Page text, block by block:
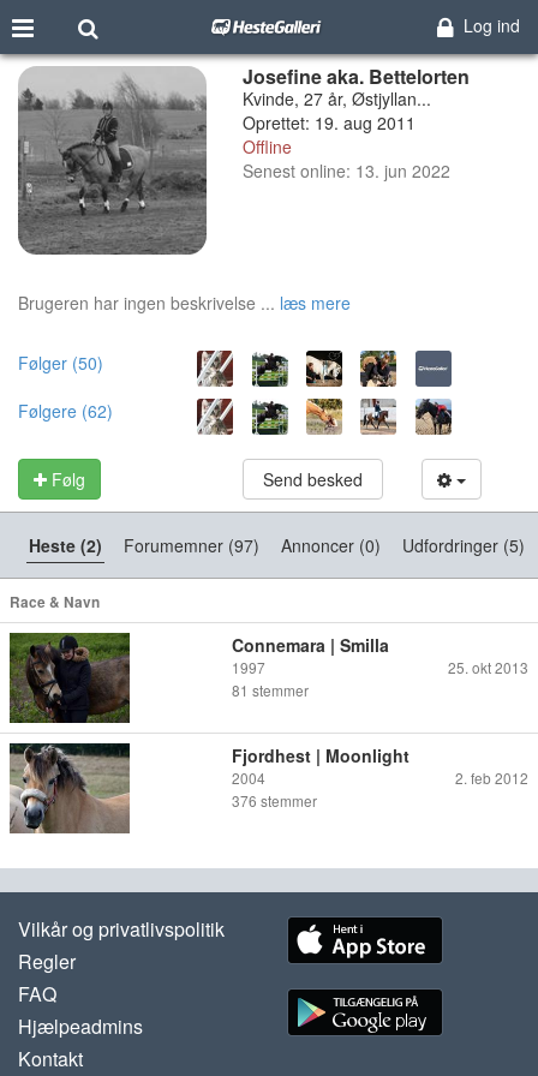
Log ind
Josefine aka. Bettelorten
Kvinde, 27 år, Østjyllan...
Oprettet: 19. aug 2011
Offline
Senest online: 13. jun 2022
Brugeren har ingen beskrivelse ... læs mere
Følger (50)
Følgere (62)
Følg Send besked
Heste (2) Forumemner (97) Annoncer (0) Udfordringer (5)
Race & Navn
Connemara | Smilla
1997
25. okt 2013
81 stemmer
Fjordhest | Moonlight
2004
2. feb 2012
376 stemmer
Vilkår og privatlivspolitik
Regler
FAQ
Hjælpeadmins
Kontakt